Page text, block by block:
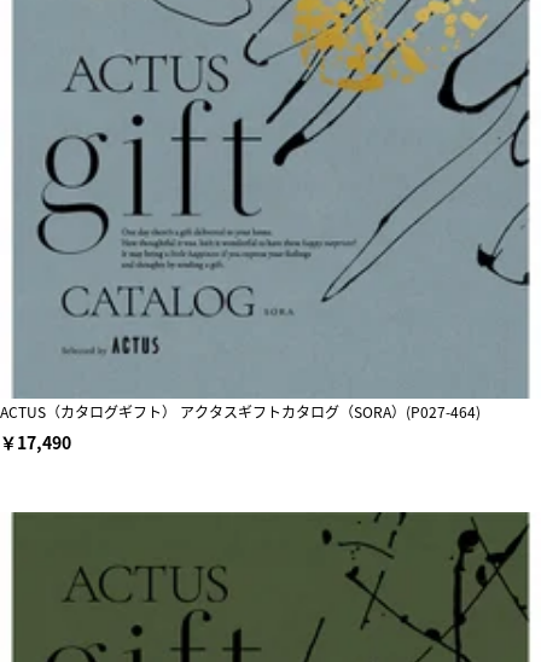
ACTUS（カタログギフト） アクタスギフトカタログ（SORA）(P027-464)
￥17,490